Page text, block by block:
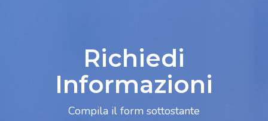
Richiedi
Informazioni
Compila il form sottostante